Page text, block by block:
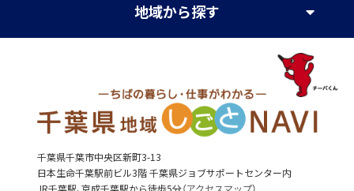
地域から探す
千葉県千葉市中央区新町3-13
日本生命千葉駅前ビル3階 千葉県ジョブサポートセンター内